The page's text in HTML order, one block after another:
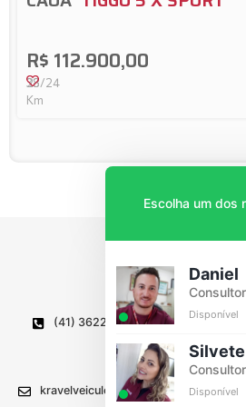
R$ 112.900,00
23/24
38
Km
(41) 3622-1336
Wilson
CEP
kravelveiculos@kravel.com.br
Escolha um dos
Daniel
Consultor
Disponível
Silvete
Disponível